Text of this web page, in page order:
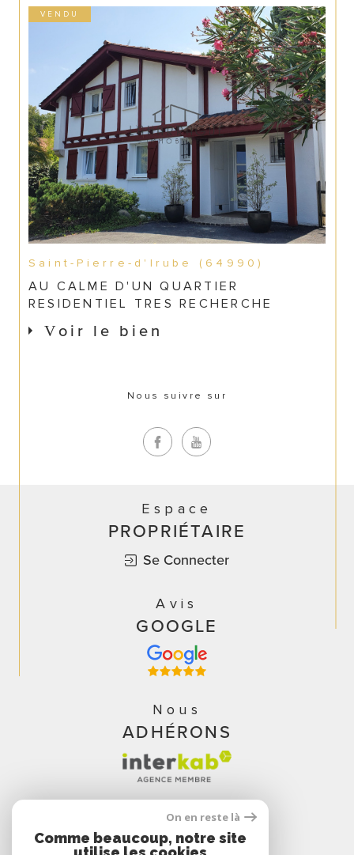
VENDU
Saint-Pierre-d'Irube (64990)
AU CALME D'UN QUARTIER
RESIDENTIEL TRES RECHERCHE
Voir le bien
Nous suivre sur
Espace
PROPRIÉTAIRE
Se Connecter
Avis
GOOGLE
Nous
ADHÉRONS
On en reste là
Comme beaucoup, notre site